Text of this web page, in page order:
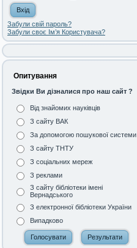
Забули свій пароль?
Забули своє Ім’я Користувача?
Опитування
Звідки Ви дізналися про наш сайт ?
Від знайомих науківців
З сайту ВАК
За допомогою пошукової системи
З сайту ТНТУ
З соціальних мереж
З реклами
З сайту бібліотеки імені
Вернадського
З електронної бібліотеки України
Випадково